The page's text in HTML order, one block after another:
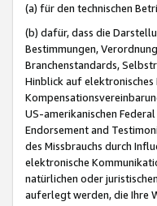
(a) für den technischen
(b) dafür, dass die
Bestimmungen,
Branchenstandards,
Hinblick auf
US-amerikanischen
Endorsement and
des Missbrauchs durch
elektronische
natürlichen oder
auferlegt werden, die Ihre